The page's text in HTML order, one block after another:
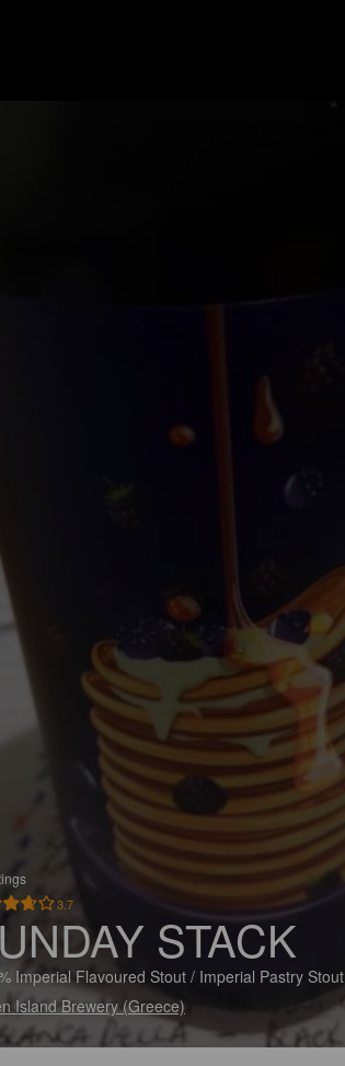
3.7
STACK
Imperial Flavoured Stout / Imperial Pastry Stout
Island Brewery (Greece)